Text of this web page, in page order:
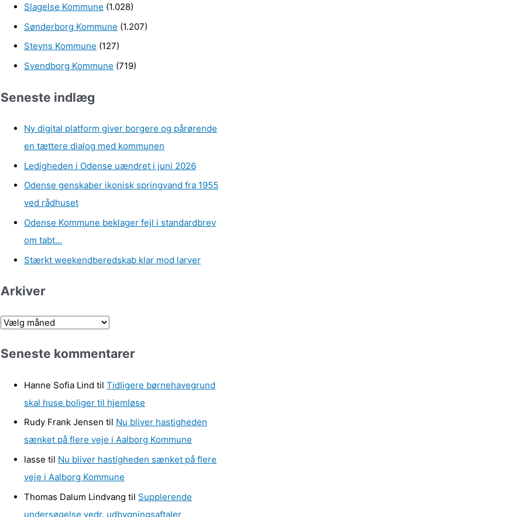
Slagelse Kommune (1.028)
Sønderborg Kommune (1.207)
Stevns Kommune (127)
Svendborg Kommune (719)
Seneste indlæg
Ny digital platform giver borgere og pårørende
en tættere dialog med kommunen
Ledigheden i Odense uændret i juni 2026
Odense genskaber ikonisk springvand fra 1955
ved rådhuset
Odense Kommune beklager fejl i standardbrev
om tabt…
Stærkt weekendberedskab klar mod larver
Arkiver
A
k
Seneste kommentarer
Hanne Sofia Lind til Tidligere børnehavegrund
skal huse boliger til hjemløse
Rudy Frank Jensen til Nu bliver hastigheden
sænket på flere veje i Aalborg Kommune
lasse til Nu bliver hastigheden sænket på flere
veje i Aalborg Kommune
Thomas Dalum Lindvang til Supplerende
undersøgelse vedr. udbygningsaftaler